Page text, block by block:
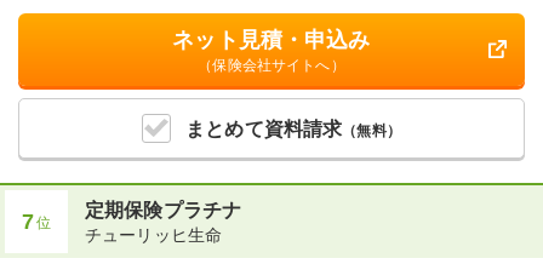
まとめて資料請求 （無料）
ネット見積・申込み
（保険会社サイトへ）
7位
定期保険プラチナ
チューリッヒ生命